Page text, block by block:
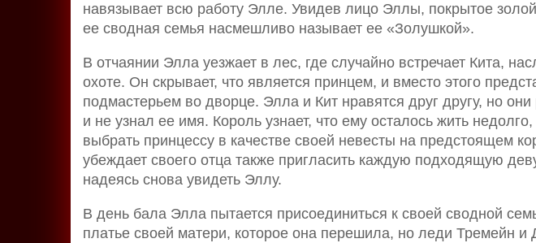
навязывает всю работу Элле. Увидев лицо Эллы, покрытое
ее сводная семья насмешливо называет ее «Золушкой».
В отчаянии Элла уезжает в лес, где случайно встречает Кита,
охоте. Он скрывает, что является принцем, и вместо этого
подмастерьем во дворце. Элла и Кит нравятся друг другу, но они
и не узнал ее имя. Король узнает, что ему осталось жить
выбрать принцессу в качестве своей невесты на предстоящем
убеждает своего отца также пригласить каждую подходящую
надеясь снова увидеть Эллу.
В день бала Элла пытается присоединиться к своей сводной
платье своей матери, которое она перешила, но леди Тремейн и